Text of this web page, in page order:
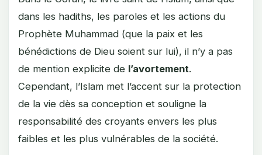
dans les hadiths, les paroles et les actions du
Prophète Muhammad (que la paix et les
bénédictions de Dieu soient sur lui), il n’y a pas
de mention explicite de l’avortement.
Cependant, l’Islam met l’accent sur la protection
de la vie dès sa conception et souligne la
responsabilité des croyants envers les plus
faibles et les plus vulnérables de la société.